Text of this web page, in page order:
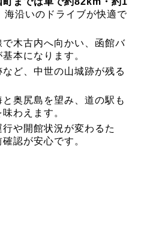
海沿いのドライブが快適で
木古内へ向かい、函館バ
本になります。
ど、中世の山城跡が残る
奥尻島を望み、道の駅も
わえます。
や開館状況が変わるた
認が安心です。